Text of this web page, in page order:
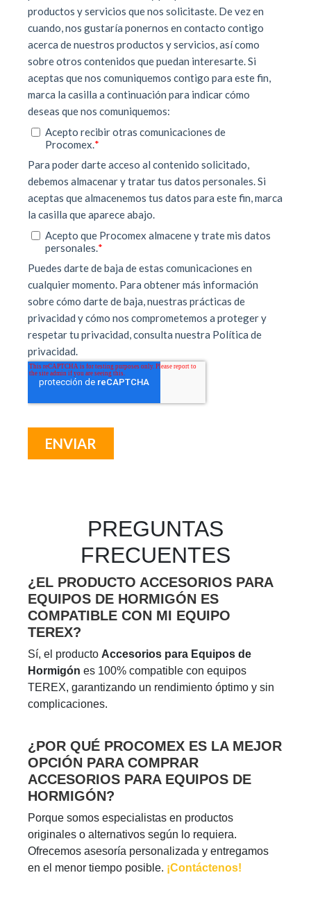
PREGUNTAS
FRECUENTES
¿EL PRODUCTO ACCESORIOS PARA
EQUIPOS DE HORMIGÓN ES
COMPATIBLE CON MI EQUIPO
TEREX?
Sí, el producto Accesorios para Equipos de
Hormigón es 100% compatible con equipos
TEREX, garantizando un rendimiento óptimo y sin
complicaciones.
¿POR QUÉ PROCOMEX ES LA MEJOR
OPCIÓN PARA COMPRAR
ACCESORIOS PARA EQUIPOS DE
HORMIGÓN?
Porque somos especialistas en productos
originales o alternativos según lo requiera.
Ofrecemos asesoría personalizada y entregamos
en el menor tiempo posible. ¡Contáctenos!